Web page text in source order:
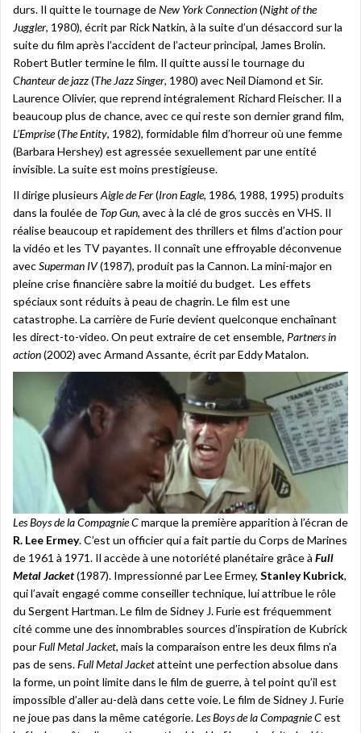
durs. Il quitte le tournage deNew York Connection(Night of the
Juggler, 1980), écrit par Rick Natkin, à la suite d’un désaccord sur la
suite du film après l’accident de l’acteur principal, James Brolin.
Robert Butler termine le film. Il quitte aussi le tournage du
Chanteur de jazz(The Jazz Singer, 1980) avec Neil Diamond et Sir.
Laurence Olivier, que reprend intégralement Richard Fleischer. Il a
beaucoup plus de chance, avec ce qui reste son dernier grand film,
L’Emprise(The Entity, 1982), formidable film d’horreur où une femme
(Barbara Hershey) est agressée sexuellement par une entité
invisible. La suite est moins prestigieuse.
Il dirige plusieurs Aigle de Fer(Iron Eagle, 1986, 1988, 1995) produits
dans la foulée de Top Gun, avec à la clé de gros succès en VHS. Il
réalise beaucoup et rapidement des thrillers et films d’action pour
la vidéo et les TV payantes. Il connaît une effroyable déconvenue
avecSuperman IV(1987), produit pas la Cannon. La mini-major en
pleine crise financière sabre la moitié du budget. Les effets
spéciaux sont réduits à peau de chagrin. Le film est une
catastrophe. La carrière de Furie devient quelconque enchaînant
les direct-to-video. On peut extraire de cet ensemble, Partners in
action(2002) avec Armand Assante, écrit par Eddy Matalon.
Les Boys de la Compagnie Cmarque la première apparition à l’écran de
R. Lee Ermey. C’est un officier qui a fait partie du Corps de Marines
de 1961 à 1971. Il accède à une notoriété planétaire grâce à Full
Metal Jacket(1987). Impressionné par Lee Ermey, Stanley Kubrick,
qui l’avait engagé comme conseiller technique, lui attribue le rôle
du Sergent Hartman. Le film de Sidney J. Furie est fréquemment
cité comme une des innombrables sources d’inspiration de Kubrick
pourFull Metal Jacket, mais la comparaison entre les deux films n’a
pas de sens.Full Metal Jacketatteint une perfection absolue dans
la forme, un point limite dans le film de guerre, à tel point qu’il est
impossible d’aller au-delà dans cette voie. Le film de Sidney J. Furie
ne joue pas dans la même catégorie.Les Boys de la Compagnie Cest